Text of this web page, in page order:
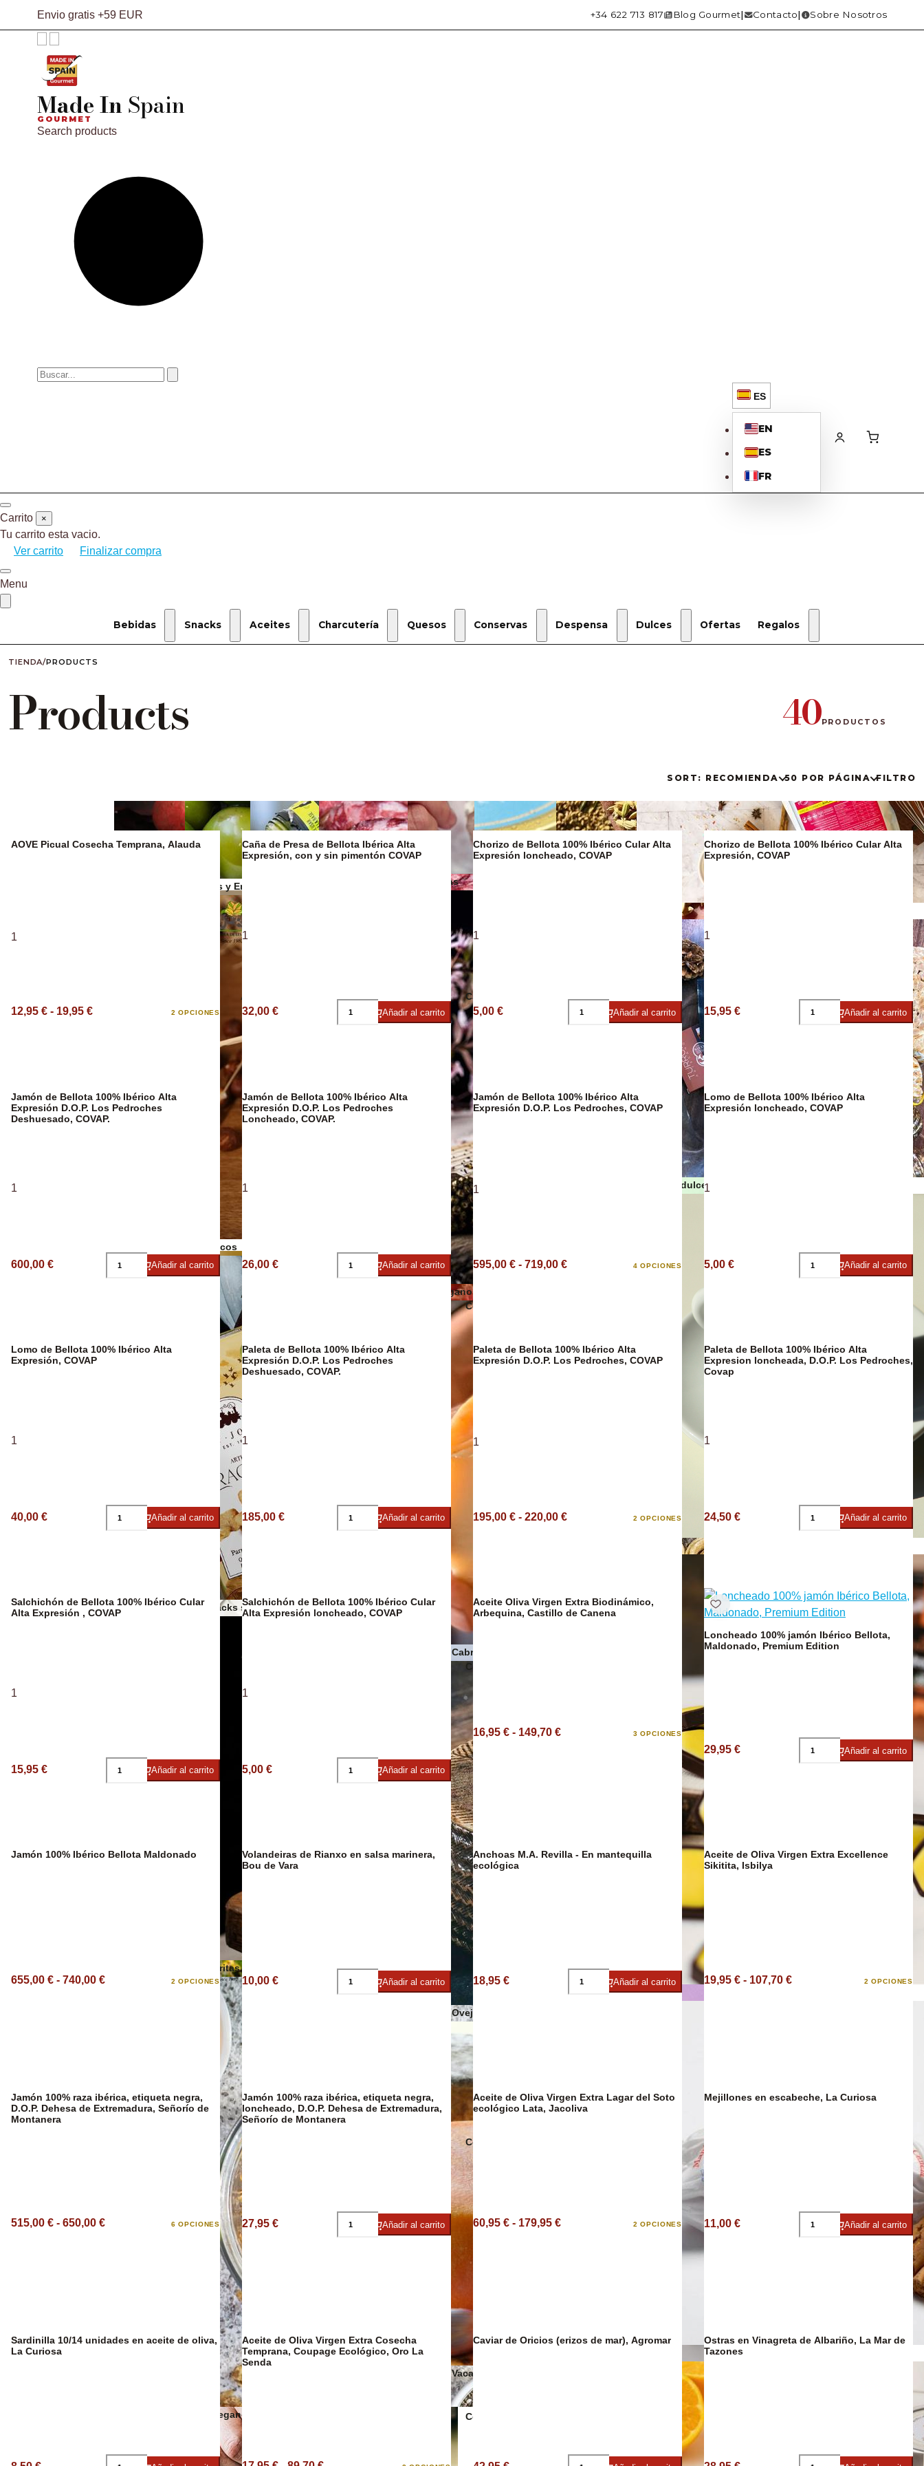
Envio gratis +59 EUR +34 622 713 817 Blog Gourmet Contacto Sobre Nosotros
Made InSpain
GOURMET
Search products
ES
EN
ES
FR
Carrito ×
Tu carrito esta vacio.
Ver carrito
Finalizar compra
Menu
Bebidas Snacks
Aceitunas y Encurtidos
Frutos secos
Otros snacks salados
Patatas Fritas
Snacks veganos
Aceites
Aceite Aromático
Aceite Ecológico/Vegano
Aceites AOVE Premium
Charcutería
Embutidos
Embutidos y jamón ecológicos
Quesos
Mantequillas
Quesos veganos
Quesos de Cabra
Quesos de Oveja
Quesos de Vaca
Conservas
Caviar
Conservas de carne, patés y foie
Conservas de pescado y marisco
Conservas Ecológicas
Conservas Veganas
Despensa
Arroces y Legumbres
Dulces
Turrones y dulces de Navidad
Chocolate
Ofertas Regalos
Estuches
de regalo
TIENDA/PRODUCTS
Products 40PRODUCTOS
SORT: RECOMIENDA 50 POR PÁGINA FILTRO
AOVE Picual Cosecha Temprana, Alauda
1
12,95 € - 19,95 € 2 OPCIONES
Caña de Presa de Bellota Ibérica Alta
Expresión, con y sin pimentón COVAP
1
32,00 € Añadir al carrito
Chorizo de Bellota 100% Ibérico Cular Alta
Expresión loncheado, COVAP
1
5,00 € Añadir al carrito
Chorizo de Bellota 100% Ibérico Cular Alta
Expresión, COVAP
1
15,95 € Añadir al carrito
Jamón de Bellota 100% Ibérico Alta
Expresión D.O.P. Los Pedroches
Deshuesado, COVAP.
1
600,00 € Añadir al carrito
Jamón de Bellota 100% Ibérico Alta
Expresión D.O.P. Los Pedroches
Loncheado, COVAP.
1
26,00 € Añadir al carrito
Jamón de Bellota 100% Ibérico Alta
Expresión D.O.P. Los Pedroches, COVAP
1
595,00 € - 719,00 € 4 OPCIONES
Lomo de Bellota 100% Ibérico Alta
Expresión loncheado, COVAP
1
5,00 € Añadir al carrito
Lomo de Bellota 100% Ibérico Alta
Expresión, COVAP
1
40,00 € Añadir al carrito
Paleta de Bellota 100% Ibérico Alta
Expresión D.O.P. Los Pedroches
Deshuesado, COVAP.
1
185,00 € Añadir al carrito
Paleta de Bellota 100% Ibérico Alta
Expresión D.O.P. Los Pedroches, COVAP
1
195,00 € - 220,00 € 2 OPCIONES
Paleta de Bellota 100% Ibérico Alta
Expresion loncheada, D.O.P. Los Pedroches,
Covap
1
24,50 € Añadir al carrito
Salchichón de Bellota 100% Ibérico Cular
Alta Expresión , COVAP
1
15,95 € Añadir al carrito
Salchichón de Bellota 100% Ibérico Cular
Alta Expresión loncheado, COVAP
1
5,00 € Añadir al carrito
DESCUENTO
Aceite Oliva Virgen Extra Biodinámico,
Arbequina, Castillo de Canena
16,95 € - 149,70 € 3 OPCIONES
Loncheado 100% jamón Ibérico Bellota,
Maldonado, Premium Edition
29,95 € Añadir al carrito
Jamón 100% Ibérico Bellota Maldonado
655,00 € - 740,00 € 2 OPCIONES
DESCUENTO23%
Volandeiras de Rianxo en salsa marinera,
Bou de Vara
10,00 € Añadir al carrito
Anchoas M.A. Revilla - En mantequilla
ecológica
18,95 € Añadir al carrito
Aceite de Oliva Virgen Extra Excellence
Sikitita, Isbilya
19,95 € - 107,70 € 2 OPCIONES
Jamón 100% raza ibérica, etiqueta negra,
D.O.P. Dehesa de Extremadura, Señorío de
Montanera
515,00 € - 650,00 € 6 OPCIONES
Jamón 100% raza ibérica, etiqueta negra,
loncheado, D.O.P. Dehesa de Extremadura,
Señorío de Montanera
27,95 € Añadir al carrito
Aceite de Oliva Virgen Extra Lagar del Soto
ecológico Lata, Jacoliva
60,95 € - 179,95 € 2 OPCIONES
Mejillones en escabeche, La Curiosa
11,00 € Añadir al carrito
Sardinilla 10/14 unidades en aceite de oliva,
La Curiosa
Aceite de Oliva Virgen Extra Cosecha
Temprana, Coupage Ecológico, Oro La
Senda
Caviar de Oricios (erizos de mar), Agromar
Ostras en Vinagreta de Albariño, La Mar de
Tazones